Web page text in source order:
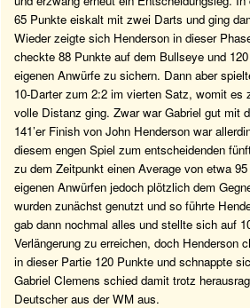
65 Punkte eiskalt mit zwei Darts und ging
Wieder zeigte sich Henderson in dieser
checkte 88 Punkte auf dem Bullseye und
eigenen Anwürfe zu sichern. Dann aber
10-Darter zum 2:2 im vierten Satz, womit es
volle Distanz ging. Zwar war Gabriel gut mit
141’er Finish von John Henderson war
diesem engen Spiel zum entscheidenden
zu dem Zeitpunkt einen Average von etwa
eigenen Anwürfen jedoch plötzlich dem
wurden zunächst genutzt und so führte
gab dann nochmal alles und stellte sich auf
Verlängerung zu erreichen, doch Henderson
in dieser Partie 120 Punkte und schnappte
Gabriel Clemens schied damit trotz
Deutscher aus der WM aus.